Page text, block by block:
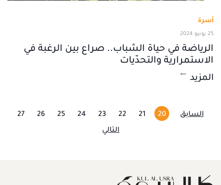
أسرة
25 يونيو 2024
الرياضة في حياة الشباب.. صراع بين الرغبة في
الاستمرارية والتحدّيات
المزيد
السابق 20
21
22
23
24
25
26
27
التالي